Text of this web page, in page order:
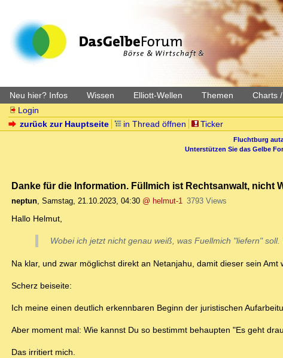
Neu hier? Infos Wissen Elliott-Wellen Themen Charts
Login
zurück zur Hauptseite
in Thread öffnen Ticker
Fluchtburg
Unterstützen Sie das Gelbe
Danke für die Information. Füllmich ist Rechtsanwalt, nicht
neptun, Samstag, 21.10.2023, 04:30 @ helmut-1 3793 Views
Hallo Helmut,
Wobei ich jetzt nicht genau weiß, was Fuellmich "liefern" soll.
Na klar, und zwar möglichst direkt an Netanjahu, damit dieser sein Amt
Scherz beiseite:
Ich meine einen deutlich erkennbaren Beginn der juristischen
Aber moment mal: Wie kannst Du so bestimmt behaupten "Es geht
Das irritiert mich.